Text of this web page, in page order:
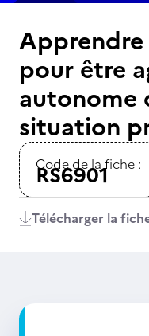
pour être
autonome
situation
Code de la fiche :
RS6901
Télécharger la